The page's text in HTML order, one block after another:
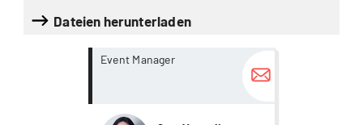
Dateien herunterladen
Event Manager more...
more...